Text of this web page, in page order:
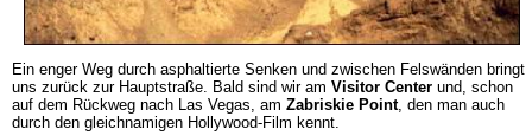
Ein enger Weg durch asphaltierte Senken und zwischen Felswänden bringt
uns zurück zur Hauptstraße. Bald sind wir am Visitor Center und, schon
auf dem Rückweg nach Las Vegas, am Zabriskie Point, den man auch
durch den gleichnamigen Hollywood-Film kennt.